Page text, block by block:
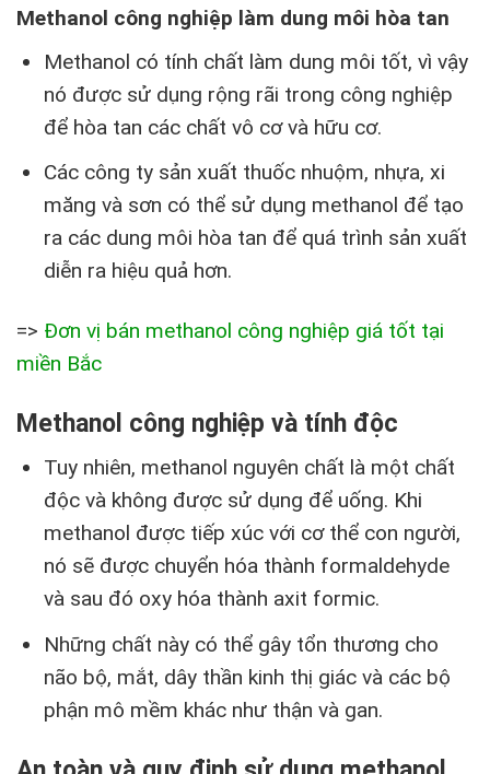
Methanol công nghiệp làm dung môi hòa tan
Methanol có tính chất làm dung môi tốt, vì vậy
nó được sử dụng rộng rãi trong công nghiệp
để hòa tan các chất vô cơ và hữu cơ.
Các công ty sản xuất thuốc nhuộm, nhựa, xi
măng và sơn có thể sử dụng methanol để tạo
ra các dung môi hòa tan để quá trình sản xuất
diễn ra hiệu quả hơn.
=> Đơn vị bán methanol công nghiệp giá tốt tại
miền Bắc
Methanol công nghiệp và tính độc
Tuy nhiên, methanol nguyên chất là một chất
độc và không được sử dụng để uống. Khi
methanol được tiếp xúc với cơ thể con người,
nó sẽ được chuyển hóa thành formaldehyde
và sau đó oxy hóa thành axit formic.
Những chất này có thể gây tổn thương cho
não bộ, mắt, dây thần kinh thị giác và các bộ
phận mô mềm khác như thận và gan.